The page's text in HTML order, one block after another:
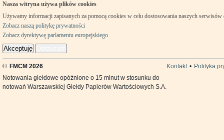
Nasza witryna używa plików cookies
Używamy informacji zapisanych za pomocą cookies w celu dostosowania naszych
Zobacz naszą politykę prywatności
Zobacz dyrektywę parlamentu europejskiego
Akceptuję
© FMCM 2026 Kontakt • Polityka
Notowania giełdowe opóźnione o 15 minut w stosunku do
notowań Warszawskiej Giełdy Papierów Wartościowych S.A.